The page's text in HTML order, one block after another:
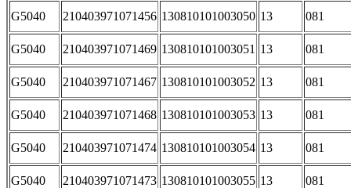
G5040 210403971071456 130810101003050 13 081
G5040 210403971071469 130810101003051 13 081
G5040 210403971071467 130810101003052 13 081
G5040 210403971071468 130810101003053 13 081
G5040 210403971071474 130810101003054 13 081
G5040 210403971071473 130810101003055 13 081